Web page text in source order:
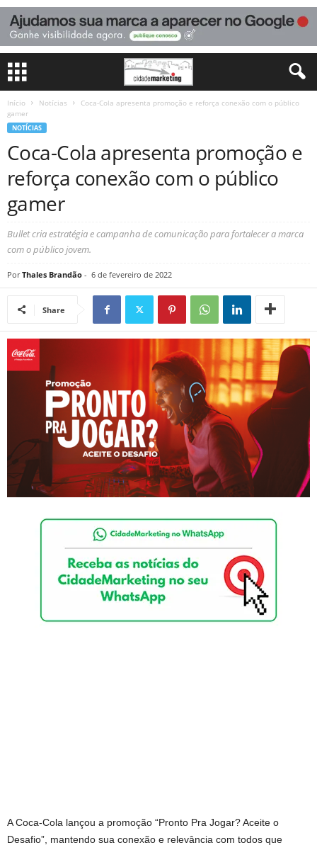
Início Notícias
Coca-Cola apresenta promoção e reforça conexão com o público
gamer
NOTÍCIAS
Coca-Cola apresenta promoção e
reforça conexão com o público
gamer
Bullet cria estratégia e campanha de comunicação para fortalecer a marca
com o público jovem.
Por Thales Brandão - 6 de fevereiro de 2022
Share
A Coca-Cola lançou a promoção “Pronto Pra Jogar? Aceite o
Desafio”, mantendo sua conexão e relevância com todos que